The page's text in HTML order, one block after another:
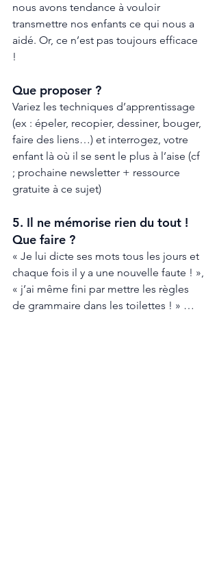
nous avons tendance à vouloir
transmettre nos enfants ce qui nous a
aidé. Or, ce n’est pas toujours efficace
!
Que proposer ?
Variez les techniques d’apprentissage
(ex : épeler, recopier, dessiner, bouger,
faire des liens…) et interrogez, votre
enfant là où il se sent le plus à l’aise (cf
; prochaine newsletter + ressource
gratuite à ce sujet)
5. Il ne mémorise rien du tout !
Que faire ?
« Je lui dicte ses mots tous les jours et
chaque fois il y a une nouvelle faute ! »,
« j’ai même fini par mettre les règles
de grammaire dans les toilettes ! » …